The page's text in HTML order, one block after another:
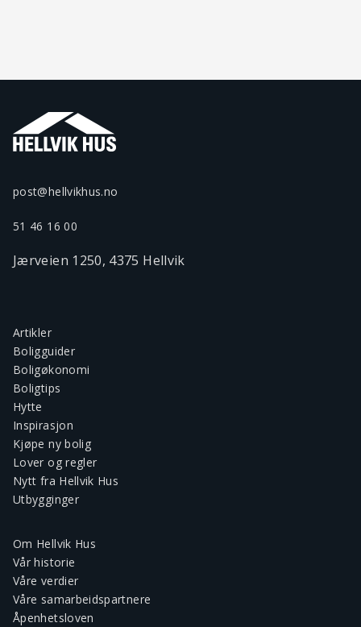
post@hellvikhus.no
51 46 16 00
Jærveien 1250, 4375 Hellvik
Artikler
Boligguider
Boligøkonomi
Boligtips
Hytte
Inspirasjon
Kjøpe ny bolig
Lover og regler
Nytt fra Hellvik Hus
Utbygginger
Om Hellvik Hus
Vår historie
Våre verdier
Våre samarbeidspartnere
Åpenhetsloven